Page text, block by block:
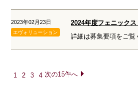
2023年02月23日
エヴォリューション
2024年度フェニック
詳細は募集要項をご覧
1 2 3 4 次の15件へ